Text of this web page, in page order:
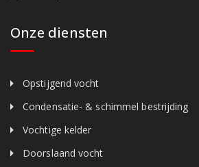
Onze diensten
Opstijgend vocht
Condensatie- & schimmel bestrijding
Vochtige kelder
Doorslaand vocht